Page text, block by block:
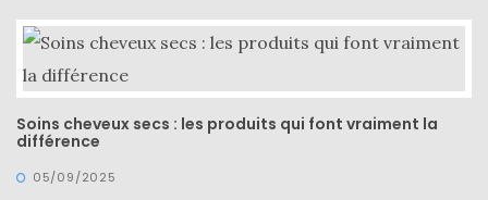
Soins cheveux secs : les produits qui font vraiment la
différence
05/09/2025